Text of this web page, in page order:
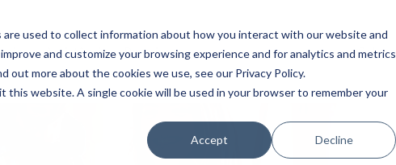
used to collect information about how you interact with our website and
and customize your browsing experience and for analytics and metrics
more about the cookies we use, see our Privacy Policy.
this website. A single cookie will be used in your browser to remember your
Accept Decline
Assistência Parceiros Sobre